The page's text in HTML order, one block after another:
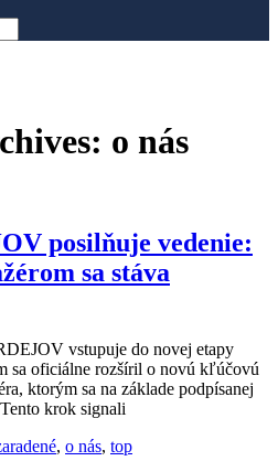
o nás
posilňuje vedenie:
sa stáva
vstupuje do novej etapy
sa oficiálne rozšíril o novú kľúčovú
ktorým sa na základe podpísanej
krok signali
, o nás, top